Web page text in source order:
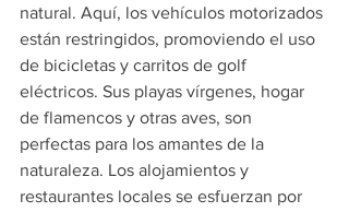
natural. Aquí, los vehículos motorizados
están restringidos, promoviendo el uso
de bicicletas y carritos de golf
eléctricos. Sus playas vírgenes, hogar
de flamencos y otras aves, son
perfectas para los amantes de la
naturaleza. Los alojamientos y
restaurantes locales se esfuerzan por